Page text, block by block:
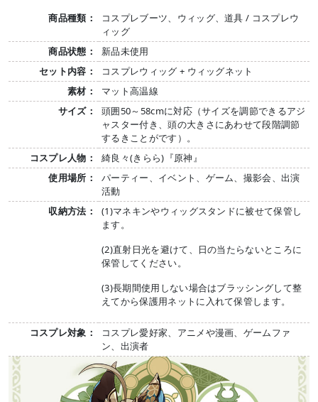
商品種類：
コスプレブーツ、ウィッグ、道具 / コスプレウ
ィッグ
商品状態：
新品未使用
セット内容：
コスプレウィッグ + ウィッグネット
素材：
マット高温線
サイズ：
頭囲50～58cmに対応（サイズを調節できるアジ
ャスター付き、頭の大きさにあわせて段階調節
するきことがです）。
コスプレ人物：
綺良々(きらら)『原神』
使用場所：
パーティー、イベント、ゲーム、撮影会、出演
活動
収納方法：
(1)マネキンやウィッグスタンドに被せて保管し
ます。
(2)直射日光を避けて、日の当たらないところに
保管してください。
(3)長期間使用しない場合はブラッシングして整
えてから保護用ネットに入れて保管します。
コスプレ対象：
コスプレ愛好家、アニメや漫画、ゲームファ
ン、出演者